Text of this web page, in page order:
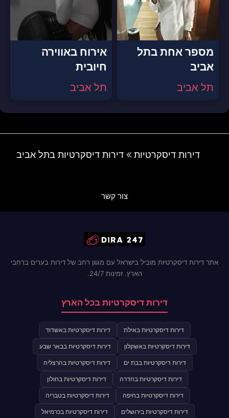
מספר אחת בתל
אביב
תל אביב
אירוח באווירה
חיובית
תל אביב
דירות דיסקרטיות דירות דיסקרטיות בתל אביב
צור קשר
אתר דירות דיסקרטיות מוביל בישראל עם מגוון רחב של דירות בערים ברחבי
הארץ. זמינות 24/7.
דירות דיסקרטיות בכל הארץ
דירות דיסקרטיות באילת דירות דיסקרטיות באשדוד
דירות דיסקרטיות באשקלון דירות דיסקרטיות בבאר שבע
דירות דיסקרטיות בבת ים דירות דיסקרטיות בהרצליה
דירות דיסקרטיות בחדרה דירות דיסקרטיות בחולון
דירות דיסקרטיות בחיפה דירות דיסקרטיות בטבריה
דירות דיסקרטיות בירושלים דירות דיסקרטיות בכרמיאל